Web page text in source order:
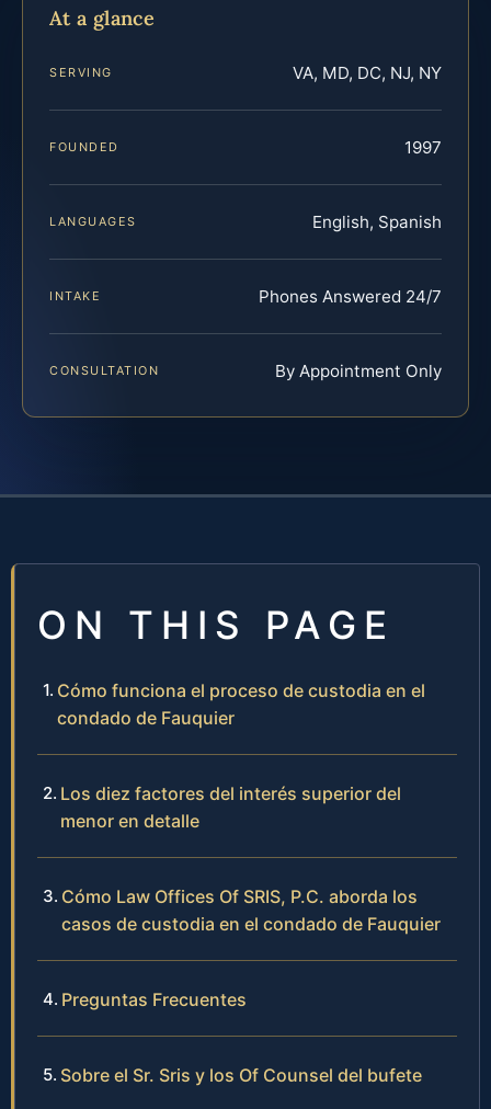
At a glance
SERVING VA, MD, DC, NJ, NY
FOUNDED 1997
LANGUAGES English, Spanish
INTAKE Phones Answered 24/7
CONSULTATION By Appointment Only
ON THIS PAGE
Cómo funciona el proceso de custodia en el
condado de Fauquier
Los diez factores del interés superior del
menor en detalle
Cómo Law Offices Of SRIS, P.C. aborda los
casos de custodia en el condado de Fauquier
Preguntas Frecuentes
Sobre el Sr. Sris y los Of Counsel del bufete